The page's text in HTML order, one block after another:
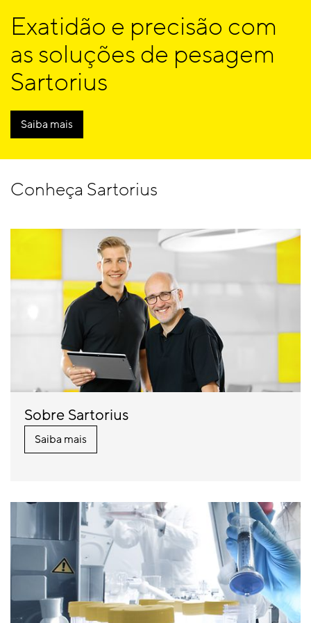
Exatidão e precisão com
as soluções de pesagem
Sartorius
Saiba mais
Conheça Sartorius
Sobre Sartorius
Saiba mais